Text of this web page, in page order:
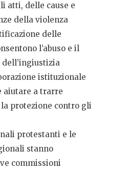
atti, delle cause e
della violenza
delle
l’abuso e il
istituzionale
aiutare a trarre
protezione contro gli
protestanti e le
stanno
commissioni